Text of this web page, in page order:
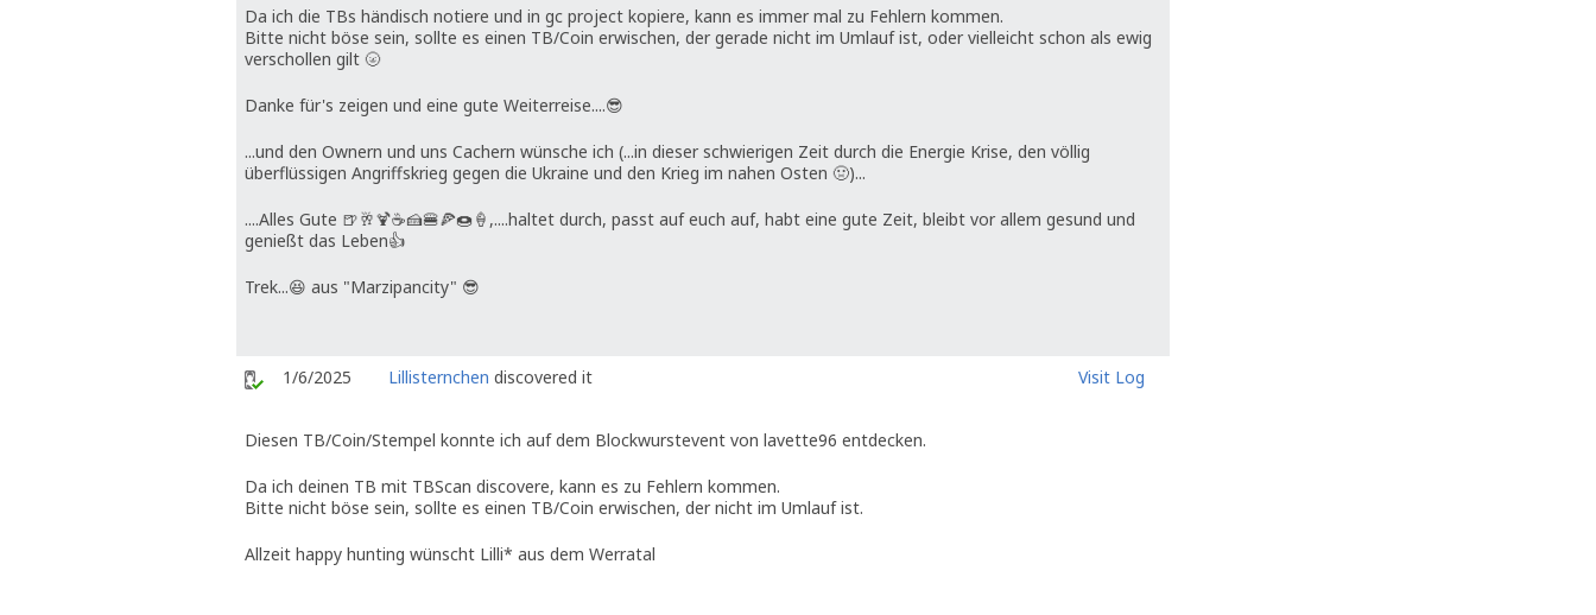
Da ich die TBs händisch notiere und in gc project kopiere, kann es immer mal zu Fehlern kommen.
Bitte nicht böse sein, sollte es einen TB/Coin erwischen, der gerade nicht im Umlauf ist, oder vielleicht schon als ewig
verschollen gilt 🌝
Danke für's zeigen und eine gute Weiterreise....😎
...und den Ownern und uns Cachern wünsche ich (...in dieser schwierigen Zeit durch die Energie Krise, den völlig
überflüssigen Angriffskrieg gegen die Ukraine und den Krieg im nahen Osten 🤢)...
....Alles Gute 🍺🥂🍹☕🍰🍔🍕🍩🍦,....haltet durch, passt auf euch auf, habt eine gute Zeit, bleibt vor allem gesund und
genießt das Leben👍
Trek...😆 aus "Marzipancity" 😎
1/6/2025 Lillisternchen discovered it Visit Log
Diesen TB/Coin/Stempel konnte ich auf dem Blockwurstevent von lavette96 entdecken.
Da ich deinen TB mit TBScan discovere, kann es zu Fehlern kommen.
Bitte nicht böse sein, sollte es einen TB/Coin erwischen, der nicht im Umlauf ist.
Allzeit happy hunting wünscht Lilli* aus dem Werratal